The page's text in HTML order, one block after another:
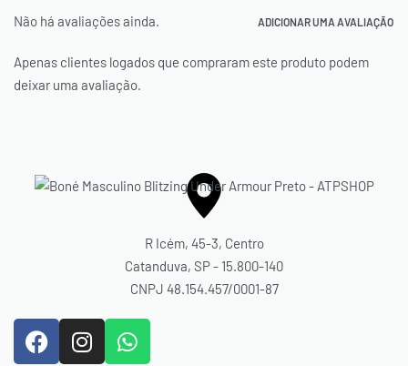
Não há avaliações ainda. ADICIONAR UMA AVALIAÇÃO
Apenas clientes logados que compraram este produto podem
deixar uma avaliação.
R Icém, 45-3, Centro
Catanduva, SP - 15.800-140
CNPJ 48.154.457/0001-87